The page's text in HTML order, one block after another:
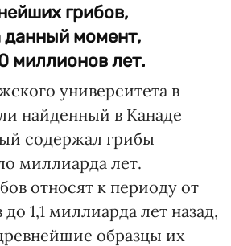
грибов,
данный момент,
миллионов лет.
университета в
найденный в Канаде
содержал грибы
миллиарда лет.
относят к периоду от
1,1 миллиарда лет назад,
образцы их